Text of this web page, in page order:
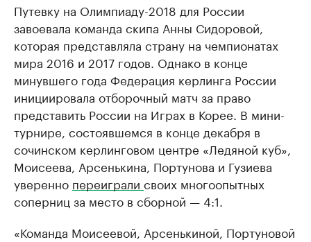
Путевку на Олимпиаду-2018 для России
завоевала команда скипа Анны Сидоровой,
которая представляла страну на чемпионатах
мира 2016 и 2017 годов. Однако в конце
минувшего года Федерация керлинга России
инициировала отборочный матч за право
представить России на Играх в Корее. В мини-
турнире, состоявшемся в конце декабря в
сочинском керлинговом центре «Ледяной куб»,
Моисеева, Арсенькина, Портунова и Гузиева
уверенно переиграли своих многоопытных
соперниц за место в сборной — 4:1.
«Команда Моисеевой, Арсенькиной, Портуновой